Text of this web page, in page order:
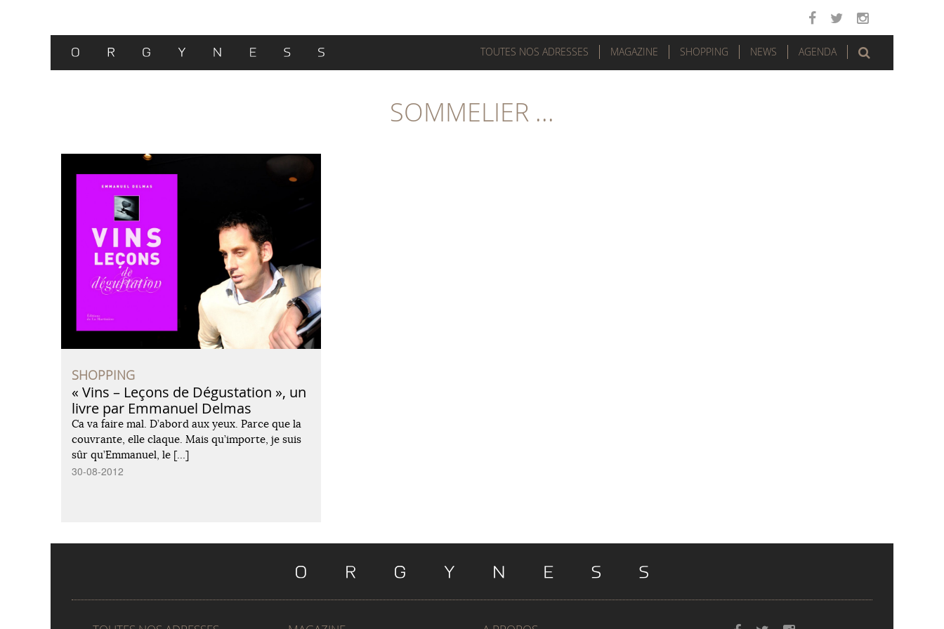
TOUTES NOS ADRESSES MAGAZINE SHOPPING NEWS AGENDA
SOMMELIER ...
SHOPPING
« Vins – Leçons de Dégustation », un
livre par Emmanuel Delmas
Ca va faire mal. D’abord aux yeux. Parce que la
couvrante, elle claque. Mais qu’importe, je suis
sûr qu’Emmanuel, le […]
30-08-2012